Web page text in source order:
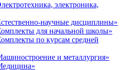
электроника,
научные дисциплины»
для начальной школы»
по курсам средней
и металлургия»